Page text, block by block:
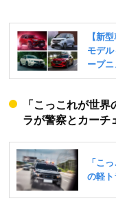
「こっこれが世
ラが警察とカーチ